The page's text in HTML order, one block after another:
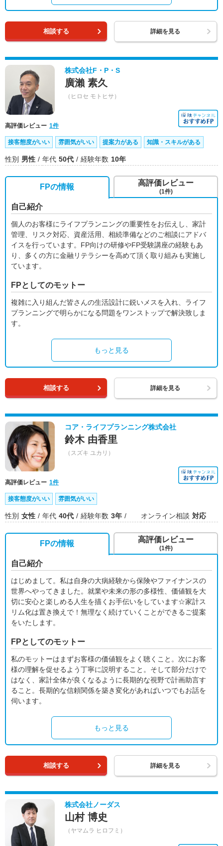
相談する 詳細を見る
株式会社F・P・S
廣瀨 素久
（ヒロセ モトヒサ）
高評価レビュー 1件
接客態度がいい 雰囲気がいい 提案力がある 知識・スキルがある
性別 男性 年代 50代 経験年数 10年
FPの情報
自己紹介
個人のお客様にライフプランニングの重要性をお伝えし、家計
管理、リスク対応、資産活用、相続準備などのご相談にアドバ
イスを行っています。FP向けの研修やFP受験講座の経験もあ
り、多くの方に金融リテラシーを高めて頂く取り組みも実施し
ています。
FPとしてのモットー
複雑に入り組んだ皆さんの生活設計に鋭いメスを入れ、ライフ
プランニングで明らかになる問題をワンストップで解決致しま
す。
もっと見る
高評価レビュー
(1件)
相談する 詳細を見る
コア・ライフプランニング株式会社
鈴木 由香里
（スズキ ユカリ）
高評価レビュー 1件
接客態度がいい 雰囲気がいい
性別 女性 年代 40代 経験年数 3年 オンライン相談 対応
FPの情報
自己紹介
はじめまして。私は自身の大病経験から保険やファイナンスの
世界へやってきました。就業や未来の形の多様性、価値観を大
切に安心と楽しめる人生を描くお手伝いをしています☆家計ス
リム化は置き換えで！無理なく続けていくことができるご提案
をいたします。
FPとしてのモットー
私のモットーはまずお客様の価値観をよく聴くこと。次にお客
様の理解を促せるよう丁寧に説明すること。そして部分だけで
はなく、家計全体が良くなるように長期的な視野で計画助言す
ること。長期的な信頼関係を築き変化があればいつでもお話を
伺います。
もっと見る
高評価レビュー
(1件)
相談する 詳細を見る
株式会社ノーダス
山村 博史
（ヤマムラ ヒロフミ）